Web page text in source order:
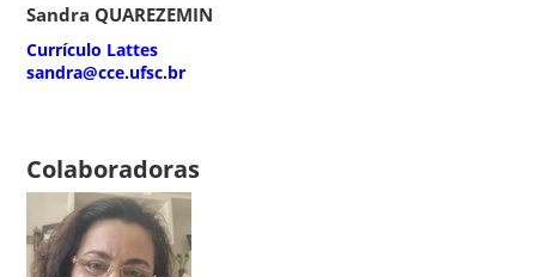
Sandra QUAREZEMIN
Currículo Lattes
sandra@cce.ufsc.br
Colaboradoras